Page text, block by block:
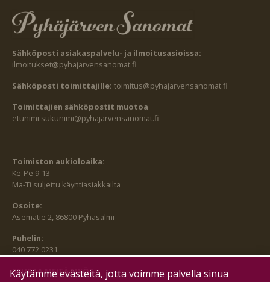
Sähköposti asiakaspalvelu- ja ilmoitusasioissa:
ilmoitukset@pyhajarvensanomat.fi
Sähköposti toimittajille: toimitus@pyhajarvensanomat.fi
Toimittajien sähköpostit muotoa
etunimi.sukunimi@pyhajarvensanomat.fi
Toimiston aukioloaika:
Ke-Pe 9-13
Ma-Ti suljettu käyntiasiakkailta
Osoite:
Asematie 2, 86800 Pyhäsalmi
Puhelin:
040 772 0231
SEURAA MEITÄ MYÖS:
Käytämme evästeitä, jotta voimme palvella sinua